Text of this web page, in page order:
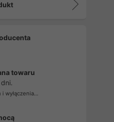
towaru
wyłączenia...